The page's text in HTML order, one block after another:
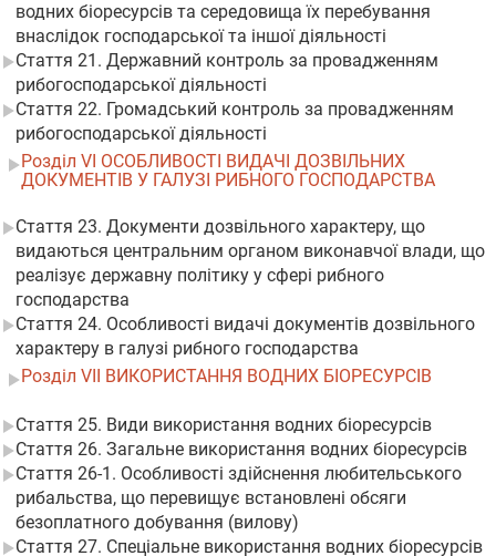
водних біоресурсів та середовища їх перебування
внаслідок господарської та іншої діяльності
Стаття 21. Державний контроль за провадженням
рибогосподарської діяльності
Стаття 22. Громадський контроль за провадженням
рибогосподарської діяльності
Розділ VI ОСОБЛИВОСТІ ВИДАЧІ ДОЗВІЛЬНИХ
ДОКУМЕНТІВ У ГАЛУЗІ РИБНОГО ГОСПОДАРСТВА
Стаття 23. Документи дозвільного характеру, що
видаються центральним органом виконавчої влади, що
реалізує державну політику у сфері рибного
господарства
Стаття 24. Особливості видачі документів дозвільного
характеру в галузі рибного господарства
Розділ VII ВИКОРИСТАННЯ ВОДНИХ БІОРЕСУРСІВ
Стаття 25. Види використання водних біоресурсів
Стаття 26. Загальне використання водних біоресурсів
Стаття 26-1. Особливості здійснення любительського
рибальства, що перевищує встановлені обсяги
безоплатного добування (вилову)
Стаття 27. Спеціальне використання водних біоресурсів